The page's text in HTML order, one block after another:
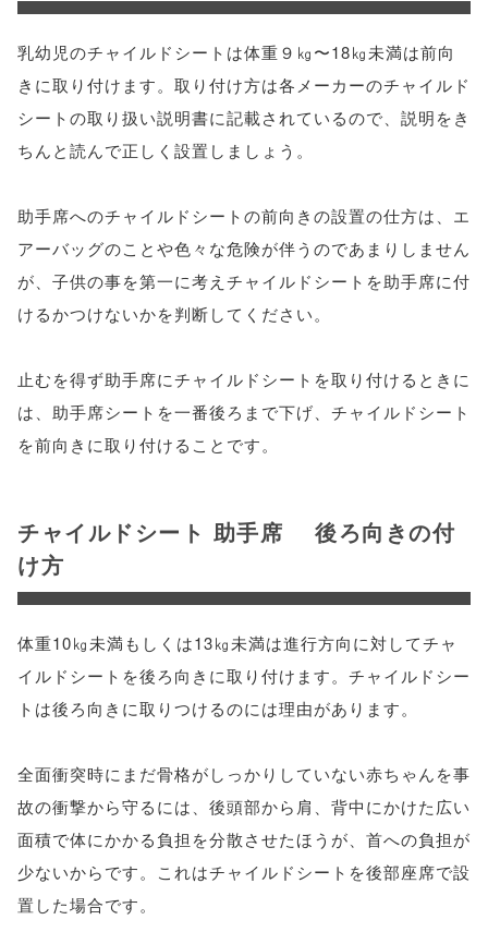
乳幼児のチャイルドシートは体重９㎏〜18㎏未満は前向
きに取り付けます。取り付け方は各メーカーのチャイルド
シートの取り扱い説明書に記載されているので、説明をき
ちんと読んで正しく設置しましょう。
助手席へのチャイルドシートの前向きの設置の仕方は、エ
アーバッグのことや色々な危険が伴うのであまりしません
が、子供の事を第一に考えチャイルドシートを助手席に付
けるかつけないかを判断してください。
止むを得ず助手席にチャイルドシートを取り付けるときに
は、助手席シートを一番後ろまで下げ、チャイルドシート
を前向きに取り付けることです。
チャイルドシート 助手席 後ろ向きの付
け方
体重10㎏未満もしくは13㎏未満は進行方向に対してチャ
イルドシートを後ろ向きに取り付けます。チャイルドシー
トは後ろ向きに取りつけるのには理由があります。
全面衝突時にまだ骨格がしっかりしていない赤ちゃんを事
故の衝撃から守るには、後頭部から肩、背中にかけた広い
面積で体にかかる負担を分散させたほうが、首への負担が
少ないからです。これはチャイルドシートを後部座席で設
置した場合です。